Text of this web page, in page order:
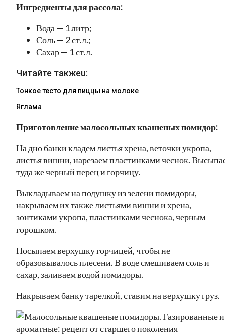
Ингредиенты для рассола:
Вода — 1 литр;
Соль — 2 ст.л.;
Сахар — 1 ст.л.
Читайте такжеu:
Тонкое тесто для пиццы на молоке
Яглама
Приготовление малосольных квашеных помидор:
На дно банки кладем листья хрена, веточки укропа,
листья вишни, нарезаем пластинками чеснок.
туда же черный перец и горчицу.
Выкладываем на подушку из зелени помидоры,
накрываем их также листьями вишни и хрена,
зонтиками укропа, пластинками чеснока, черным
горошком.
Посыпаем верхушку горчицей, чтобы не
образовывалось плесени. В воде смешиваем соль и
сахар, заливаем водой помидоры.
Накрываем банку тарелкой, ставим на верхушку груз.